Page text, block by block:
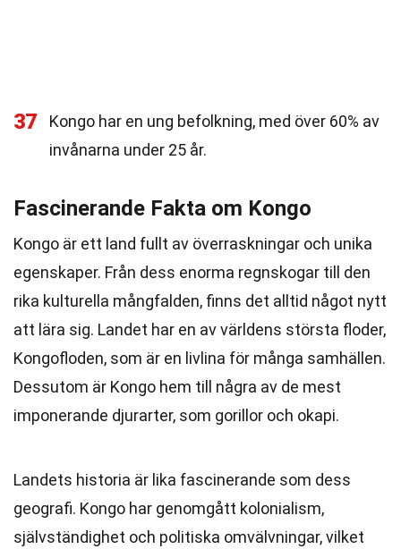
37
Kongo har en ung befolkning, med över 60% av
invånarna under 25 år.
Fascinerande Fakta om Kongo
Kongo är ett land fullt av överraskningar och unika
egenskaper. Från dess enorma regnskogar till den
rika kulturella mångfalden, finns det alltid något nytt
att lära sig. Landet har en av världens största floder,
Kongofloden, som är en livlina för många samhällen.
Dessutom är Kongo hem till några av de mest
imponerande djurarter, som gorillor och okapi.
Landets historia är lika fascinerande som dess
geografi. Kongo har genomgått kolonialism,
självständighet och politiska omvälvningar, vilket